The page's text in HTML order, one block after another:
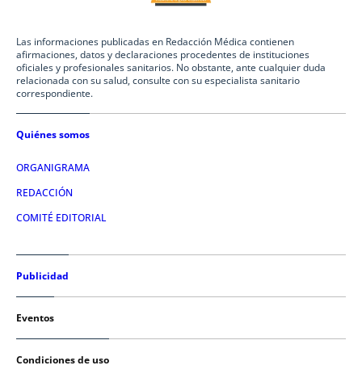
Las informaciones publicadas en Redacción Médica contienen
afirmaciones, datos y declaraciones procedentes de instituciones
oficiales y profesionales sanitarios. No obstante, ante cualquier duda
relacionada con su salud, consulte con su especialista sanitario
correspondiente.
Quiénes somos
ORGANIGRAMA
REDACCIÓN
COMITÉ EDITORIAL
Publicidad
Eventos
Condiciones de uso